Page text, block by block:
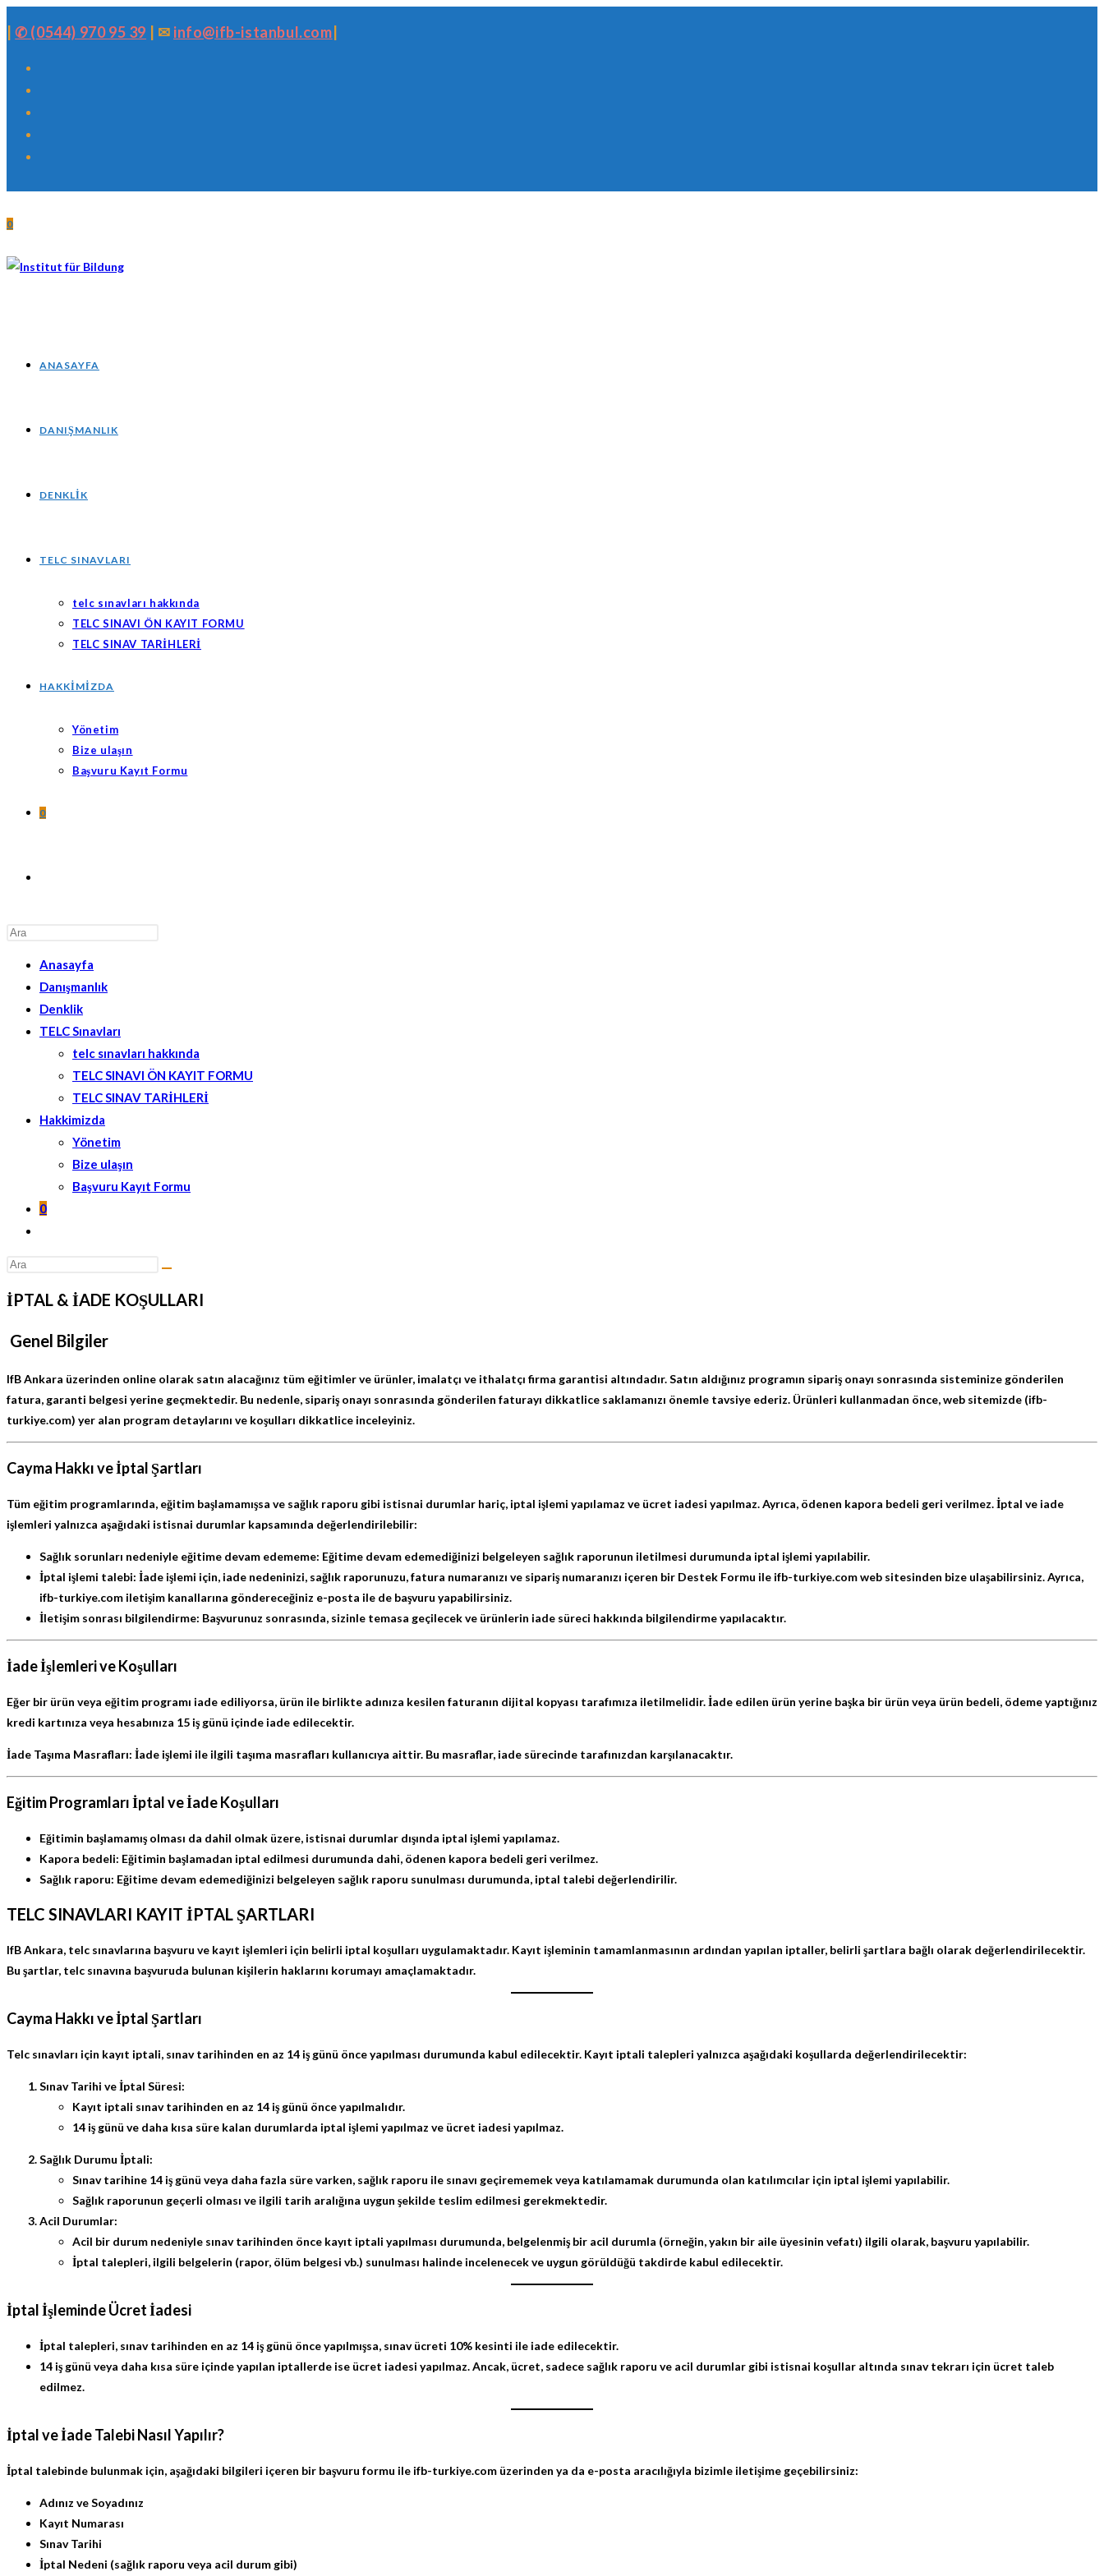
to
|✆ (0544) 970 95 39 | ✉ info@ifb-istanbul.com
0
ANASAYFA
DANIŞMANLIK
DENKLIK
TELC SINAVLARI
telc sınavları hakkında
TELC SINAVI ÖN KAYIT FORMU
TELC SINAV TARİHLERİ
HAKKIMIZDA
Yönetim
Bize ulaşın
Başvuru Kayıt Formu
0
SEARCH
panel.
Anasayfa
Danışmanlık
Denklik
TELC Sınavları
telc sınavları hakkında
TELC SINAVI ÖN KAYIT FORMU
TELC SINAV TARİHLERİ
Hakkimizda
Yönetim
Bize ulaşın
Başvuru Kayıt Formu
0
Search
website
İPTAL & İADE KOŞULLARI
Genel Bilgiler
IfB Ankara üzerinden online olarak satın alacağınız tüm eğitimler ve ürünler, imalatçı ve ithalatçı firma garantisi altındadır. Satın aldığınız programın sipariş onayı sonrasında sisteminize gönderilen
fatura, garanti belgesi yerine geçmektedir. Bu nedenle, sipariş onayı sonrasında gönderilen faturayı dikkatlice saklamanızı önemle tavsiye ederiz. Ürünleri kullanmadan önce, web sitemizde (ifb-
turkiye.com) yer alan program detaylarını ve koşulları dikkatlice inceleyiniz.
Cayma Hakkı ve İptal Şartları
Tüm eğitim programlarında, eğitim başlamamışsa ve sağlık raporu gibi istisnai durumlar hariç, iptal işlemi yapılamaz ve ücret iadesi yapılmaz. Ayrıca, ödenen kapora bedeli geri verilmez. İptal ve iade
işlemleri yalnızca aşağıdaki istisnai durumlar kapsamında değerlendirilebilir:
Sağlık sorunları nedeniyle eğitime devam edememe: Eğitime devam edemediğinizi belgeleyen sağlık raporunun iletilmesi durumunda iptal işlemi yapılabilir.
İptal işlemi talebi: İade işlemi için, iade nedeninizi, sağlık raporunuzu, fatura numaranızı ve sipariş numaranızı içeren bir Destek Formu ile ifb-turkiye.comweb sitesinden bize ulaşabilirsiniz. Ayrıca,
ifb-turkiye.com iletişim kanallarına göndereceğiniz e-posta ile de başvuru yapabilirsiniz.
İletişim sonrası bilgilendirme: Başvurunuz sonrasında, sizinle temasa geçilecek ve ürünlerin iade süreci hakkında bilgilendirme yapılacaktır.
İade İşlemleri ve Koşulları
Eğer bir ürün veya eğitim programı iade ediliyorsa, ürün ile birlikte adınıza kesilen faturanın dijital kopyası tarafımıza iletilmelidir. İade edilen ürün yerine başka bir ürün veya ürün bedeli, ödeme yaptığınız
kredi kartınıza veya hesabınıza 15 iş günü içinde iade edilecektir.
İade Taşıma Masrafları: İade işlemi ile ilgili taşıma masrafları kullanıcıya aittir. Bu masraflar, iade sürecinde tarafınızdan karşılanacaktır.
Eğitim Programları İptal ve İade Koşulları
Eğitimin başlamamış olması da dahil olmak üzere, istisnai durumlar dışında iptal işlemi yapılamaz.
Kapora bedeli: Eğitimin başlamadan iptal edilmesi durumunda dahi, ödenen kapora bedeli geri verilmez.
Sağlık raporu: Eğitime devam edemediğinizi belgeleyen sağlık raporu sunulması durumunda, iptal talebi değerlendirilir.
TELC SINAVLARI KAYIT İPTAL ŞARTLARI
IfB Ankara, telc sınavlarına başvuru ve kayıt işlemleri için belirli iptal koşulları uygulamaktadır. Kayıt işleminin tamamlanmasının ardından yapılan iptaller, belirli şartlara bağlı olarak değerlendirilecektir.
Bu şartlar, telc sınavına başvuruda bulunan kişilerin haklarını korumayı amaçlamaktadır.
Cayma Hakkı ve İptal Şartları
Telc sınavları için kayıt iptali, sınav tarihinden en az 14 iş günü önceyapılması durumunda kabul edilecektir. Kayıt iptali talepleri yalnızca aşağıdaki koşullarda değerlendirilecektir:
Sınav Tarihi ve İptal Süresi:
Kayıt iptali sınav tarihinden en az 14 iş günü önceyapılmalıdır.
14 iş günü ve daha kısa süre kalan durumlarda iptal işlemi yapılmaz ve ücret iadesi yapılmaz.
Sağlık Durumu İptali:
Sınav tarihine 14 iş günü veya daha fazla süre varken, sağlık raporu ile sınavı geçirememek veya katılamamak durumunda olan katılımcılar için iptal işlemi yapılabilir.
Sağlık raporunun geçerli olması ve ilgili tarih aralığına uygun şekilde teslim edilmesi gerekmektedir.
Acil Durumlar:
Acil bir durum nedeniyle sınav tarihinden önce kayıt iptali yapılması durumunda, belgelenmiş bir acil durumla (örneğin, yakın bir aile üyesinin vefatı) ilgili olarak, başvuru yapılabilir.
İptal talepleri, ilgili belgelerin (rapor, ölüm belgesi vb.) sunulması halinde incelenecek ve uygun görüldüğü takdirde kabul edilecektir.
İptal İşleminde Ücret İadesi
İptal talepleri, sınav tarihinden en az 14 iş günü önce yapılmışsa, sınav ücreti 10% kesinti ile iade edilecektir.
14 iş günü veya daha kısa süre içinde yapılan iptallerde ise ücret iadesi yapılmaz.Ancak, ücret, sadece sağlık raporu ve acil durumlar gibi istisnai koşullar altında sınav tekrarı için ücret taleb
edilmez.
İptal ve İade Talebi Nasıl Yapılır?
İptal talebinde bulunmak için, aşağıdaki bilgileri içeren bir başvuru formu ile ifb-turkiye.com üzerinden ya da e-posta aracılığıyla bizimle iletişime geçebilirsiniz:
Adınız ve Soyadınız
Kayıt Numarası
Sınav Tarihi
İptal Nedeni (sağlık raporu veya acil durum gibi)